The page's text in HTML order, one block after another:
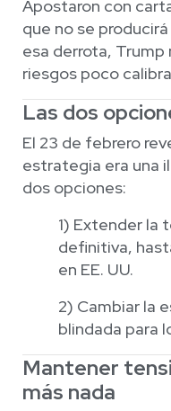
Apostaron con
que no se
esa derrota, Trump
riesgos poco
Las dos
El 23 de febrero
estrategia era una
dos opciones:
1) Extender la
definitiva,
en EE. UU.
2) Cambiar la
blindada para
Mantener
más nada